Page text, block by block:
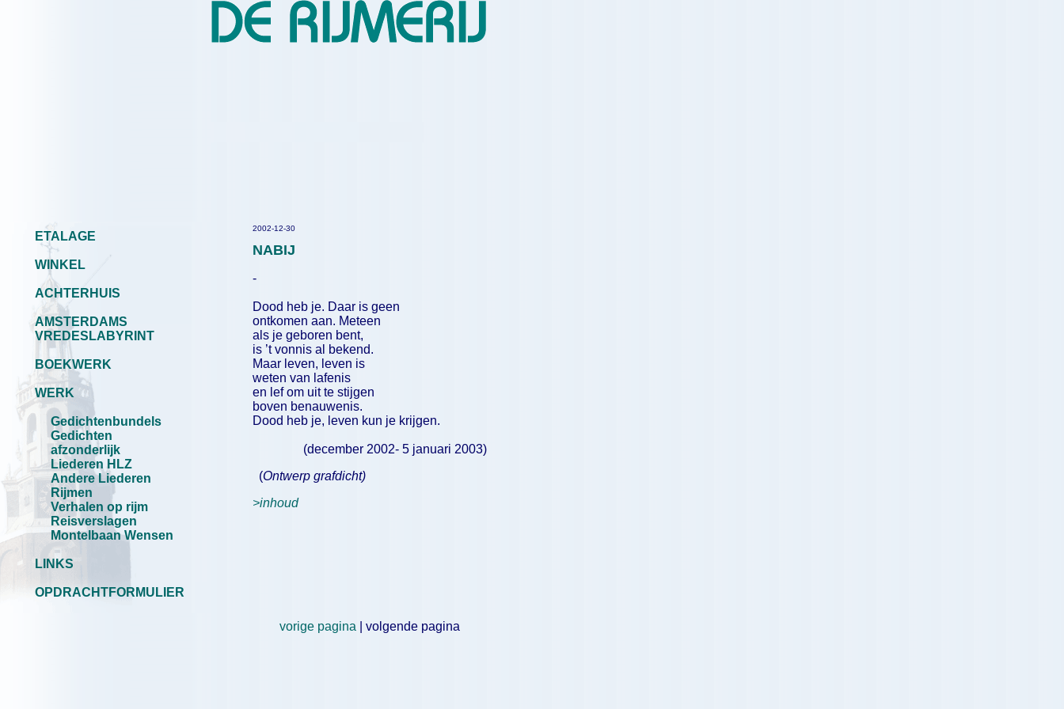
ETALAGE
WINKEL
ACHTERHUIS
AMSTERDAMS
VREDESLABYRINT
BOEKWERK
WERK
Gedichtenbundels
Gedichten
afzonderlijk
Liederen HLZ
Andere Liederen
Rijmen
Verhalen op rijm
Reisverslagen
Montelbaan Wensen
LINKS
OPDRACHTFORMULIER
2002-12-30
NABIJ
-
Dood heb je. Daar is geen
ontkomen aan. Meteen
als je geboren bent,
is ’t vonnis al bekend.
Maar leven, leven is
weten van lafenis
en lef om uit te stijgen
boven benauwenis.
Dood heb je, leven kun je krijgen.
(december 2002- 5 januari 2003)
(Ontwerp grafdicht)
>inhoud
vorige pagina | volgende pagina